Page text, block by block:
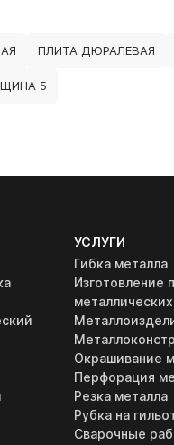
ПЛИТА ДЮРАЛЕВАЯ
5
УСЛУГИ
Гибка металла
Изготовление
металлических
Окрашивание
Перфорация
Резка металла
Рубка на
Сварочные